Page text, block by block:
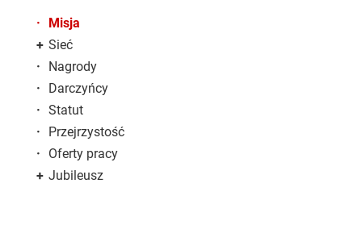
·
Misja
+ Sieć
·
Nagrody
·
Darczyńcy
· Statut
·
Przejrzystość
·
Oferty pracy
+ Jubileusz